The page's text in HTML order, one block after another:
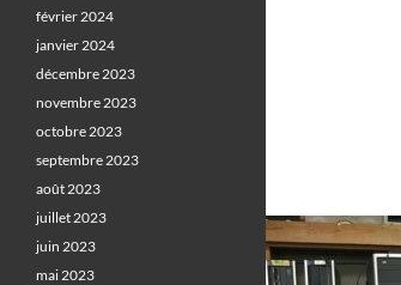
février 2024
janvier 2024
décembre 2023
novembre 2023
octobre 2023
septembre 2023
août 2023
juillet 2023
juin 2023
mai 2023